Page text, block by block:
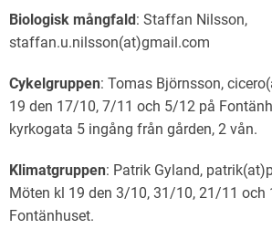
Biologisk mångfald: Staffan Nilsson,
staffan.u.nilsson(at)gmail.com
Cykelgruppen: Tomas Björnsson,
19 den 17/10, 7/11 och 5/12 på
kyrkogata 5 ingång från gården, 2 vån.
Klimatgruppen: Patrik Gyland,
Möten kl 19 den 3/10, 31/10, 21/11 och
Fontänhuset.